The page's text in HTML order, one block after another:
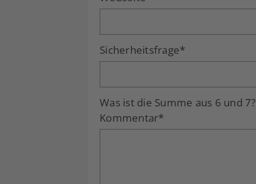
Sicherheitsfrage*
Was ist die Summe aus 6 und 7?
Kommentar*